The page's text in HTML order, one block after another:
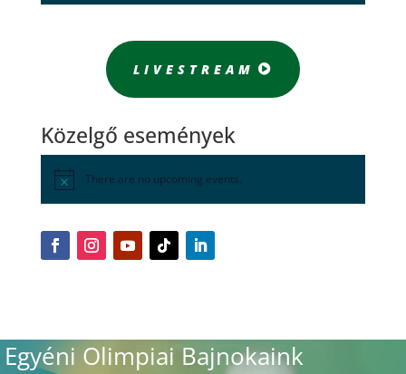
LIVESTREAM
Közelgő események
There are no upcoming events.
Egyéni Olimpiai Bajnokaink